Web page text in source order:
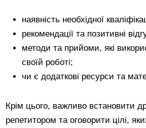
наявність необхідної
рекомендації та позитивні
методи та прийоми, які
своїй роботі;
чи є додаткові ресурси та
Крім цього, важливо встановити
репетитором та оговорити цілі,